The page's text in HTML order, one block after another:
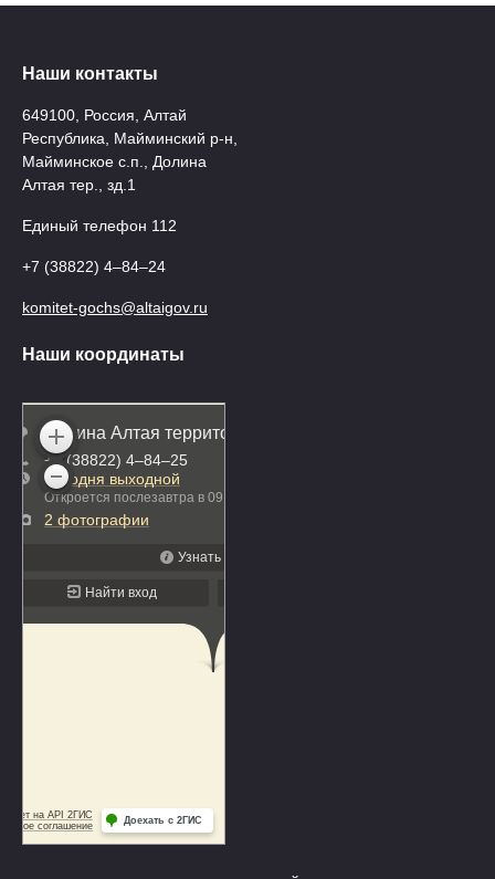
Наши контакты
649100, Россия, Алтай
Республика, Майминский р-н,
Майминское с.п., Долина
Алтая тер., зд.1
Единый телефон 112
+7 (38822) 4‒84‒24
komitet-gochs@altaigov.ru
Наши координаты